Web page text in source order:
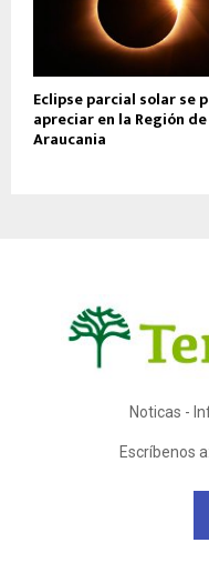
Eclipse parcial solar se
apreciar en la Región de
Araucania
Noticas -
Escríbenos a: